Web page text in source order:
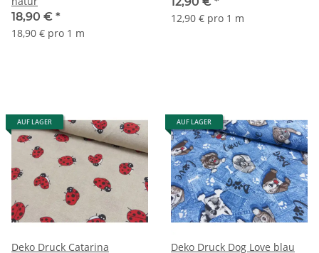
18,90 € *
18,90 € pro 1 m
12,90 € pro 1 m
AUF LAGER
Deko Druck Catarina
AUF LAGER
Deko Druck Dog Love blau